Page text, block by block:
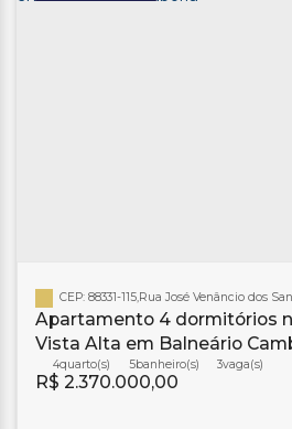
Apartamento 4 dormitórios
Vista Alta em Balneário
R$ 2.370.000,00
CEP: 88331-115,Rua José Venâncio dos
4 5banheiro(s) 3